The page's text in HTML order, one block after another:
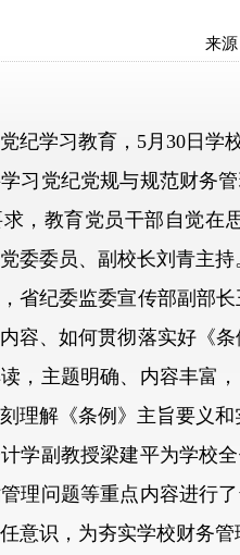
来
学习教育，5月30日学
习党纪党规与规范财务
，教育党员干部自觉在
委委员、副校长刘青主持
纪委监委宣传部副部长
容、如何贯彻落实好《
，主题明确、内容丰富
理解《条例》主旨要义
副教授梁建平为学校全
理问题等重点内容进行
意识，为夯实学校财务